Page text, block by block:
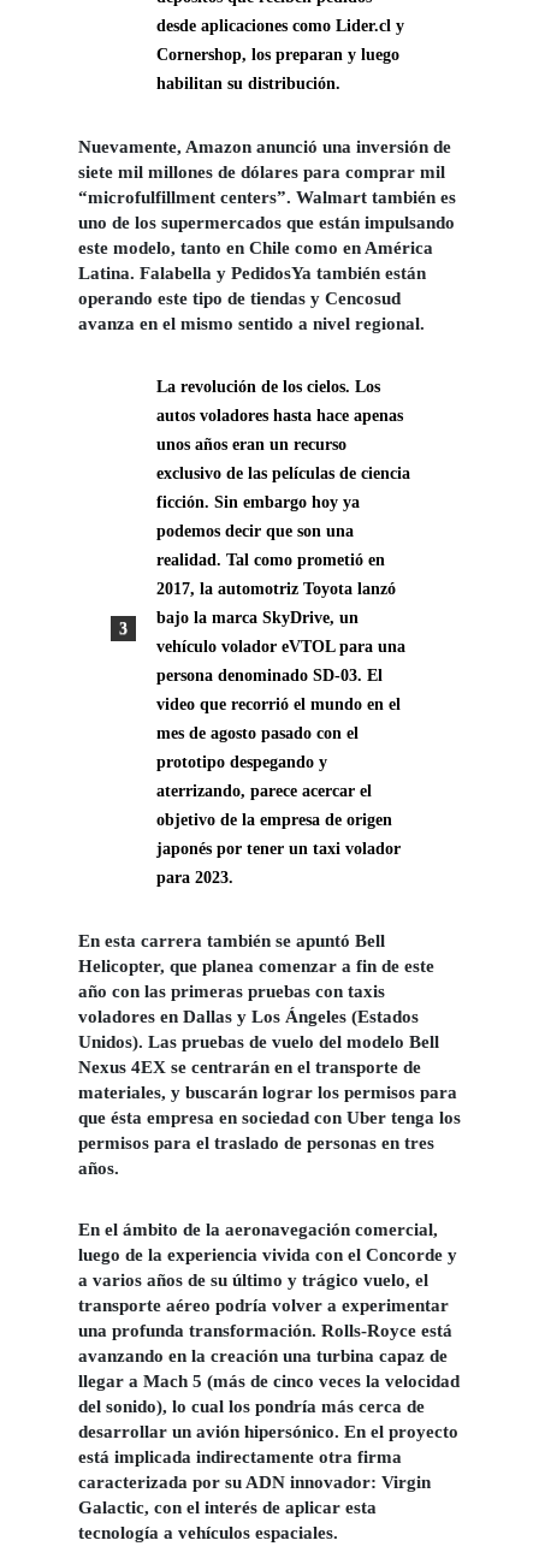
desde aplicaciones como Lider.cl y
Cornershop, los preparan y luego
habilitan su distribución.
Nuevamente, Amazon anunció una inversión de
siete mil millones de dólares para comprar mil
“microfulfillment centers”. Walmart también es
uno de los supermercados que están impulsando
este modelo, tanto en Chile como en América
Latina. Falabella y PedidosYa también están
operando este tipo de tiendas y Cencosud
avanza en el mismo sentido a nivel regional.
La revolución de los cielos. Los
autos voladores hasta hace apenas
unos años eran un recurso
exclusivo de las películas de ciencia
ficción. Sin embargo hoy ya
podemos decir que son una
realidad. Tal como prometió en
2017, la automotriz Toyota lanzó
bajo la marca SkyDrive, un
vehículo volador eVTOL para una
persona denominado SD-03. El
video que recorrió el mundo en el
mes de agosto pasado con el
prototipo despegando y
aterrizando, parece acercar el
objetivo de la empresa de origen
japonés por tener un taxi volador
para 2023.
En esta carrera también se apuntó Bell
Helicopter, que planea comenzar a fin de este
año con las primeras pruebas con taxis
voladores en Dallas y Los Ángeles (Estados
Unidos). Las pruebas de vuelo del modelo Bell
Nexus 4EX se centrarán en el transporte de
materiales, y buscarán lograr los permisos para
que ésta empresa en sociedad con Uber tenga los
permisos para el traslado de personas en tres
años.
En el ámbito de la aeronavegación comercial,
luego de la experiencia vivida con el Concorde y
a varios años de su último y trágico vuelo, el
transporte aéreo podría volver a experimentar
una profunda transformación. Rolls-Royce está
avanzando en la creación una turbina capaz de
llegar a Mach 5 (más de cinco veces la velocidad
del sonido), lo cual los pondría más cerca de
desarrollar un avión hipersónico. En el proyecto
está implicada indirectamente otra firma
caracterizada por su ADN innovador: Virgin
Galactic, con el interés de aplicar esta
tecnología a vehículos espaciales.